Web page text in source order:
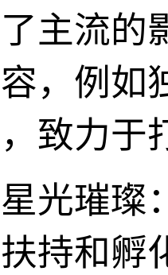
主流的
，例如
致力于
光璀璨
持和孵